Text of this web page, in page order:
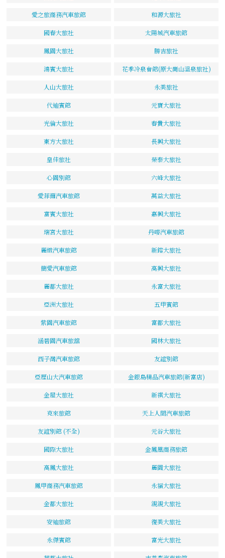
愛之旅商務汽車旅館 和源大旅社
國春大旅社 太陽城汽車旅館
鳳園大旅社 勝吉旅社
鴻賓大旅社 花季冷泉會館(原大崗山溫泉旅社)
人山大旅社 永美旅社
代迪賓館 元寶大旅社
光倫大旅社 春貴大旅社
東方大旅社 長興大旅社
皇佳旅社 榮泰大旅社
心園別館 六峰大旅社
愛菲爾汽車旅館 萬益大旅社
富賓大旅社 嘉興大旅社
瑞宮大旅社 丹嘜汽車旅館
麗緻汽車旅館 新鎔大旅社
簡愛汽車旅館 高興大旅社
麗都大旅社 永富大旅社
亞洲大旅社 五甲賓館
紫園汽車旅館 富都大旅社
涵碧園汽車旅舘 國林大旅社
西子灣汽車旅館 友誼別館
亞歷山大汽車旅館 金銀島精品汽車旅館(新富店)
金屋大旅社 新祺大旅社
克來旅館 天上人間汽車旅館
友誼別館 (不全) 元谷大旅社
國際大旅社 金鳳凰商務旅館
高鳳大旅社 麗園大旅社
鳳甲商務汽車旅館 永福大旅社
金都大旅社 親親大旅社
安迪旅館 復美大旅社
永傑賓館 富光大旅社